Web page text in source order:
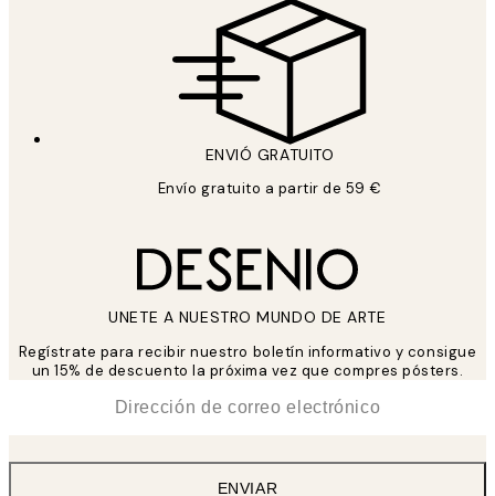
ENVIÓ GRATUITO
Envío gratuito a partir de 59 €
UNETE A NUESTRO MUNDO DE ARTE
Regístrate para recibir nuestro boletín informativo y consigue
un 15% de descuento la próxima vez que compres pósters.
ENVIAR